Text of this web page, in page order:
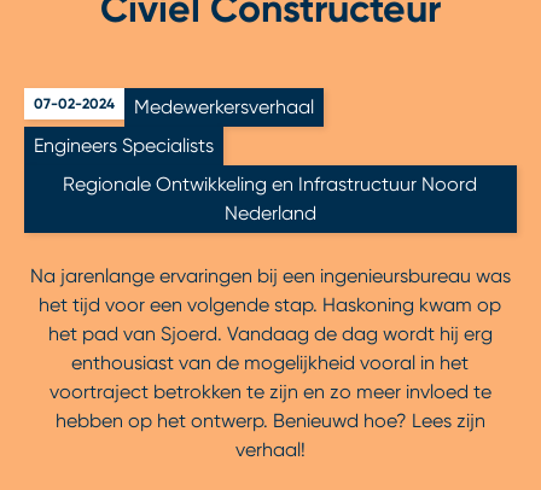
07-02-2024
Medewerkersverhaal
Engineers Specialists
Regionale Ontwikkeling en Infrastructuur Noord
Nederland
Na jarenlange ervaringen bij een ingenieursbureau was
het tijd voor een volgende stap. Haskoning kwam op
het pad van Sjoerd. Vandaag de dag wordt hij erg
enthousiast van de mogelijkheid vooral in het
voortraject betrokken te zijn en zo meer invloed te
hebben op het ontwerp. Benieuwd hoe? Lees zijn
verhaal!